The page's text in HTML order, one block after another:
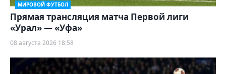
МИРОВОЙ ФУТБОЛ
Прямая трансляция матча Первой лиги
«Урал» — «Уфа»
08 августа 2026 18:58